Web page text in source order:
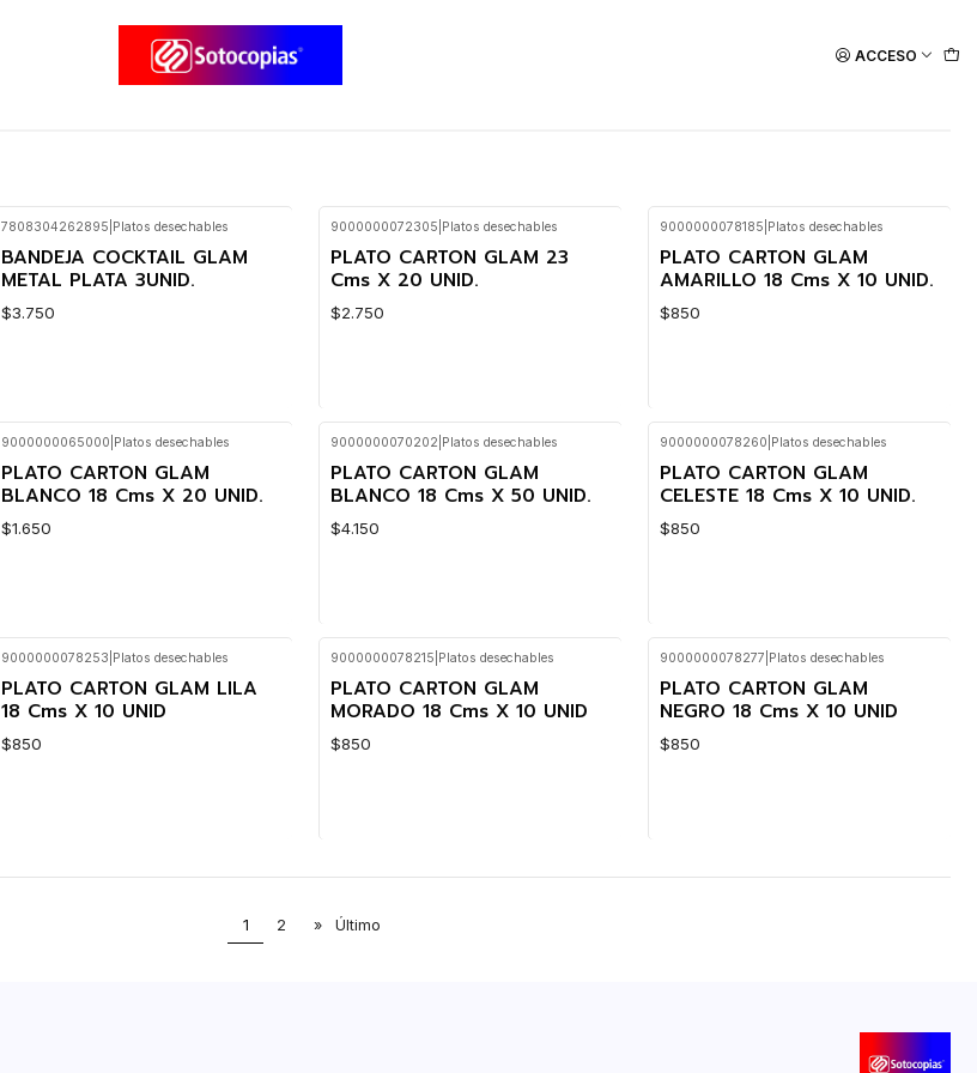
ACCESO
7808304262895 Platos desechables
BANDEJA COCKTAIL GLAM
METAL PLATA 3UNID.
$3.750
9000000072305 Platos desechables
PLATO CARTON GLAM 23
Cms X 20 UNID.
$2.750
9000000078185 Platos desechables
PLATO CARTON GLAM
AMARILLO 18 Cms X 10 UNID.
$850
9000000065000 Platos desechables
PLATO CARTON GLAM
BLANCO 18 Cms X 20 UNID.
$1.650
9000000070202 Platos desechables
PLATO CARTON GLAM
BLANCO 18 Cms X 50 UNID.
$4.150
9000000078260 Platos desechables
PLATO CARTON GLAM
CELESTE 18 Cms X 10 UNID.
$850
9000000078253 Platos desechables
PLATO CARTON GLAM LILA
18 Cms X 10 UNID
$850
9000000078215 Platos desechables
PLATO CARTON GLAM
MORADO 18 Cms X 10 UNID
$850
9000000078277 Platos desechables
PLATO CARTON GLAM
NEGRO 18 Cms X 10 UNID
$850
1
2 » Último